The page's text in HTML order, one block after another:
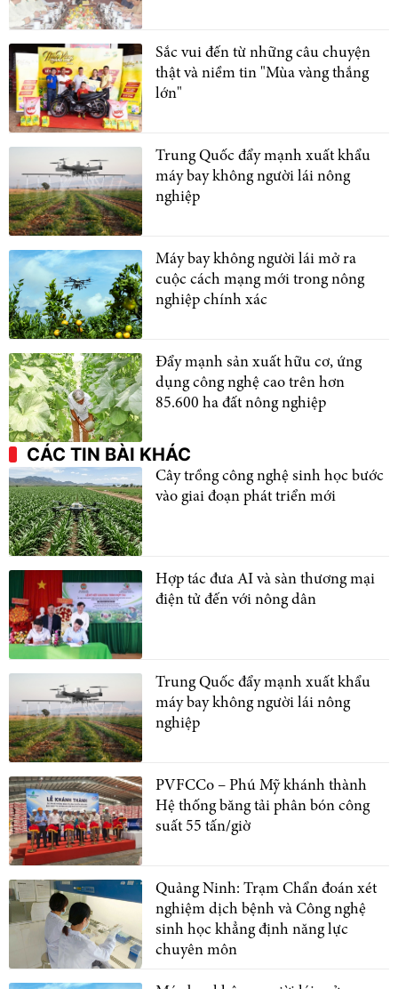
Sắc vui đến từ những câu chuyện
thật và niềm tin "Mùa vàng thắng
lớn"
Trung Quốc đẩy mạnh xuất khẩu
máy bay không người lái nông
nghiệp
Máy bay không người lái mở ra
cuộc cách mạng mới trong nông
nghiệp chính xác
Đẩy mạnh sản xuất hữu cơ, ứng
dụng công nghệ cao trên hơn
85.600 ha đất nông nghiệp
CÁC TIN BÀI KHÁC
Cây trồng công nghệ sinh học bước
vào giai đoạn phát triển mới
Hợp tác đưa AI và sàn thương mại
điện tử đến với nông dân
Trung Quốc đẩy mạnh xuất khẩu
máy bay không người lái nông
nghiệp
PVFCCo – Phú Mỹ khánh thành
Hệ thống băng tải phân bón công
suất 55 tấn/giờ
Quảng Ninh: Trạm Chẩn đoán xét
nghiệm dịch bệnh và Công nghệ
sinh học khẳng định năng lực
chuyên môn